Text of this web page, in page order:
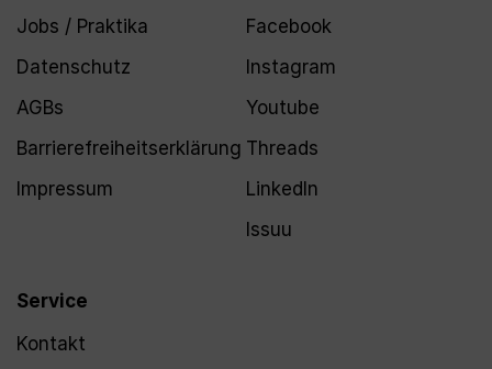
Jobs / Praktika
Datenschutz
AGBs
Barrierefreiheitserklärung
Impressum
Service
Kontakt
Facebook
Instagram
Youtube
Threads
LinkedIn
Issuu